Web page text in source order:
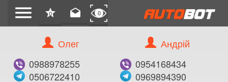
menu star
0 drafts 0
Олег
0988978255
0506722410
Андрій
0954168434
0969894390